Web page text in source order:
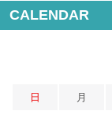
CALENDAR
日 月